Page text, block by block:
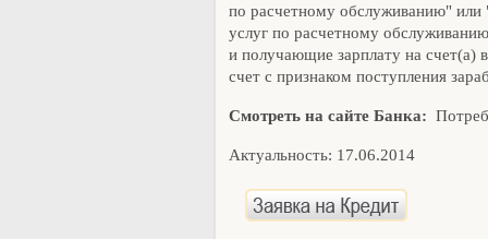
по расчетному обслуживанию" или
услуг по расчетному
и получающие зарплату на счет(а)
счет с признаком поступления
Смотреть на сайте Банка:
Актуальность: 17.06.2014